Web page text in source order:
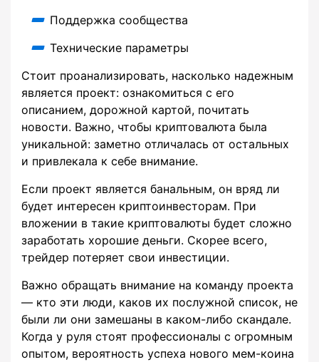
Поддержка сообщества
Технические параметры
Стоит проанализировать, насколько надежным
является проект: ознакомиться с его
описанием, дорожной картой, почитать
новости. Важно, чтобы криптовалюта была
уникальной: заметно отличалась от остальных
и привлекала к себе внимание.
Если проект является банальным, он вряд ли
будет интересен криптоинвесторам. При
вложении в такие криптовалюты будет сложно
заработать хорошие деньги. Скорее всего,
трейдер потеряет свои инвестиции.
Важно обращать внимание на команду проекта
— кто эти люди, каков их послужной список, не
были ли они замешаны в каком-либо скандале.
Когда у руля стоят профессионалы с огромным
опытом, вероятность успеха нового мем-коина